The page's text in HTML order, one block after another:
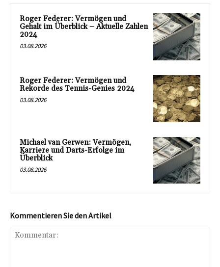
Roger Federer: Vermögen und
Gehalt im Überblick – Aktuelle Zahlen
2024
03.08.2026
Roger Federer: Vermögen und
Rekorde des Tennis-Genies 2024
03.08.2026
Michael van Gerwen: Vermögen,
Karriere und Darts-Erfolge im
Überblick
03.08.2026
Kommentieren Sie den Artikel